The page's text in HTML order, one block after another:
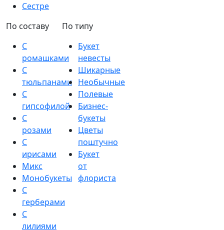
Сестре
По составу
С
ромашками
С
тюльпанами
С
гипсофилой
С
розами
С
ирисами
Микс
Монобукеты
С
герберами
С
лилиями
По типу
Букет
невесты
Шикарные
Необычные
Полевые
Бизнес-
букеты
Цветы
поштучно
Букет
от
флориста